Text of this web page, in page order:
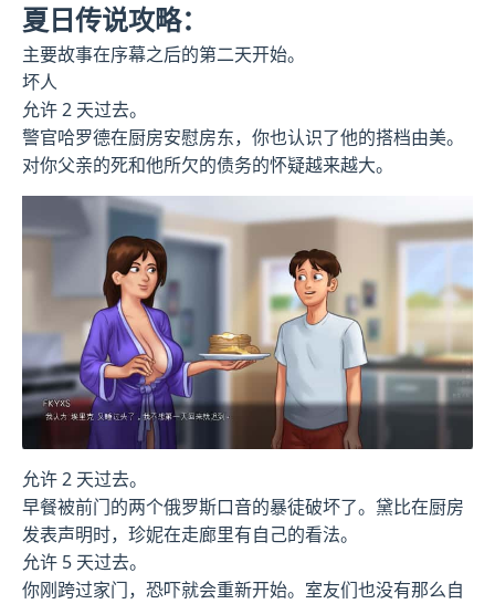
夏日传说攻略：
主要故事在序幕之后的第二天开始。
坏人
允许 2 天过去。
警官哈罗德在厨房安慰房东，你也认识了他的搭档由美。
对你父亲的死和他所欠的债务的怀疑越来越大。
允许 2 天过去。
早餐被前门的两个俄罗斯口音的暴徒破坏了。黛比在厨房
发表声明时，珍妮在走廊里有自己的看法。
允许 5 天过去。
你刚跨过家门，恐吓就会重新开始。室友们也没有那么自